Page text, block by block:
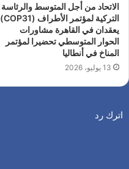
الاتحاد من أجل المتوسط والرئاسة
التركية لمؤتمر الأطراف (COP31)
يعقدان في القاهرة مشاورات
الحوار المتوسطي تحضيرا لمؤتمر
المناخ في أنطاليا
13 يوليو، 2026
اترك رد